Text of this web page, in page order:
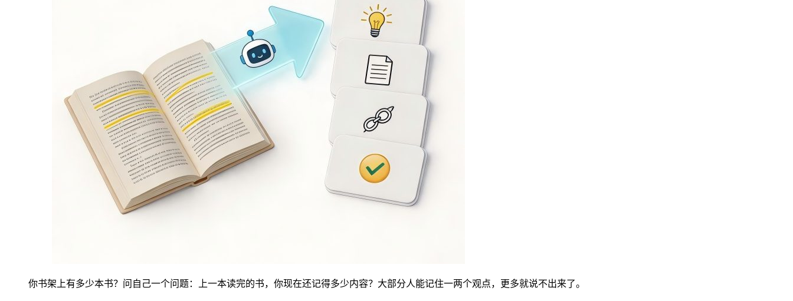
你书架上有多少本书？问自己一个问题：上一本读完的书，你现在还记得多少内容？大部分人能记住一两个观点，更多就说不出来了。